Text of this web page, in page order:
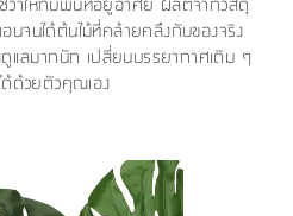
นจนได้ต้นไม้ที่คล้ายคลึงกับของจริง
ดูแลมากนัก เปลี่ยนบรรยากาศเดิม ๆ
ด้ด้วยตัวคุณเอง